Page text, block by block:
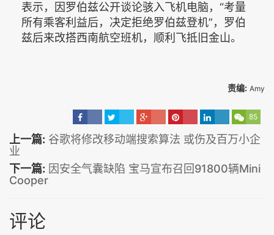
表示，因罗伯兹公开谈论骇入飞机电脑，“考量
所有乘客利益后，决定拒绝罗伯兹登机”，罗伯
兹后来改搭西南航空班机，顺利飞抵旧金山。
责编: Amy
85
上一篇: 谷歌将修改移动端搜索算法 或伤及百万小企
业
下一篇: 因安全气囊缺陷 宝马宣布召回91800辆Mini
Cooper
评论